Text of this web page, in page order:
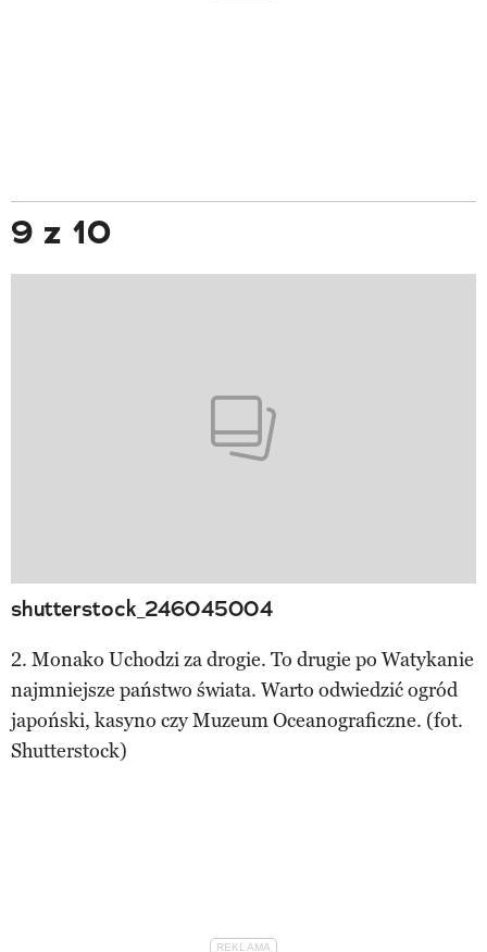
9 z 10
shutterstock_246045004
2. Monako Uchodzi za drogie. To drugie po Watykanie
najmniejsze państwo świata. Warto odwiedzić ogród
japoński, kasyno czy Muzeum Oceanograficzne. (fot.
Shutterstock)